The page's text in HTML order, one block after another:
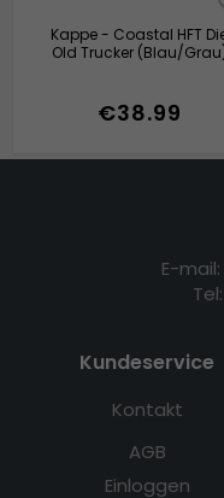
Kappe - Coastal HFT
Old Trucker (Blau/
€38.99
E-
Kundeservice
Kontakt
AGB
Einloggen